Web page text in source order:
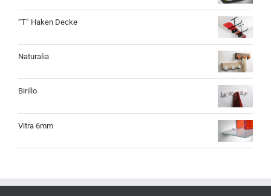
“T” Haken Decke
Naturalia
Birillo
Vitra 6mm